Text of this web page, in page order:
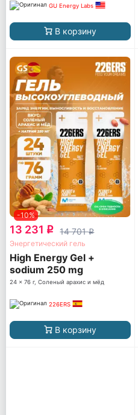
GU Energy Labs
В корзину
-10%
13 231 q 14 701q
Энергетический гель
High Energy Gel +
sodium 250 mg
24 x 76 г, Соленый арахис и мёд
226ERS
В корзину